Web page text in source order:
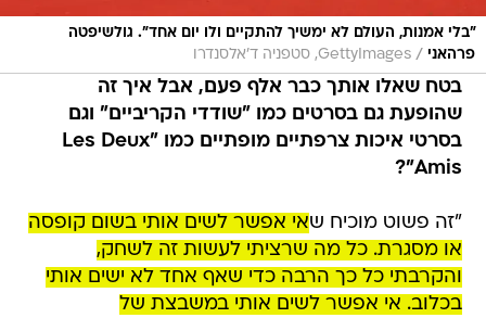
"בלי אמנות, העולם לא ימשיך להתקיים ולו יום אחד". גולשיפטה
פרהאני / GettyImages, סטפניה ד'אלסנדרו
בטח שאלו אותך כבר אלף פעם, אבל איך זה
שהופעת גם בסרטים כמו "שודדי הקריביים" וגם
בסרטי איכות צרפתיים מופתיים כמו "Les Deux
Amis"?
"זה פשוט מוכיח שאי אפשר לשים אותי בשום קופסה
או מסגרת. כל מה שרציתי לעשות זה לשחק,
והקרבתי כל כך הרבה כדי שאף אחד לא ישים אותי
בכלוב. אי אפשר לשים אותי במשבצת של